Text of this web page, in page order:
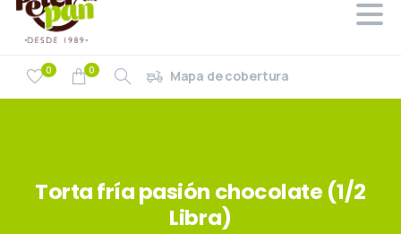
0 0 Mapa de cobertura
Tortafríapasión chocolate (1/2
Libra)